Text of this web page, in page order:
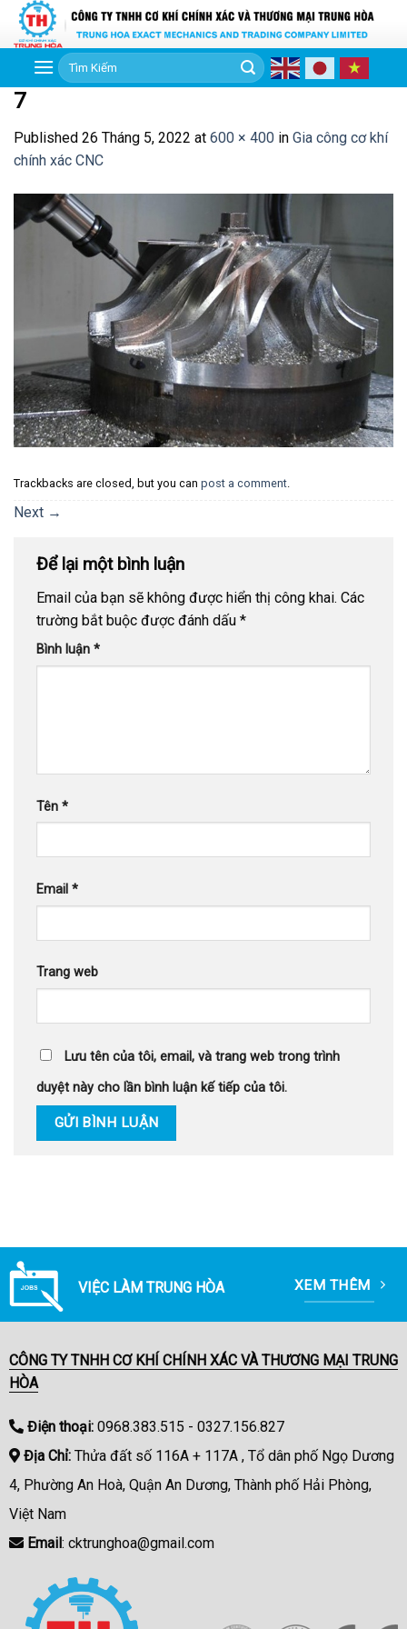
Skip
Tìm
kiếm:
7
Published 26 Tháng 5, 2022 at 600 × 400 in Gia công cơ khí
chính xác CNC
Trackbacks are closed, but you can post a comment.
Next →
Để lại một bình luận
Email của bạn sẽ không được hiển thị công khai. Các
trường bắt buộc được đánh dấu *
Bình luận *
Tên *
Email *
Trang web
Lưu tên của tôi, email, và trang web trong trình
duyệt này cho lần bình luận kế tiếp của tôi.
VIỆC LÀM TRUNG HÒA XEM THÊM
CÔNG TY TNHH CƠ KHÍ CHÍNH XÁC VÀ THƯƠNG MẠI TRUNG
HÒA
Điện thoại:0968.383.515 - 0327.156.827
Địa Chỉ:Thửa đất số 116A + 117A , Tổ dân phố Ngọ Dương
4, Phường An Hoà, Quận An Dương, Thành phố Hải Phòng,
Việt Nam
Email : cktrunghoa@gmail.com